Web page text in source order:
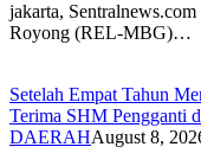
‎jakarta,
Royong (REL-MBG)…
Setelah Empat Tahun
Terima SHM Pengganti
DAERAHAugust 8,